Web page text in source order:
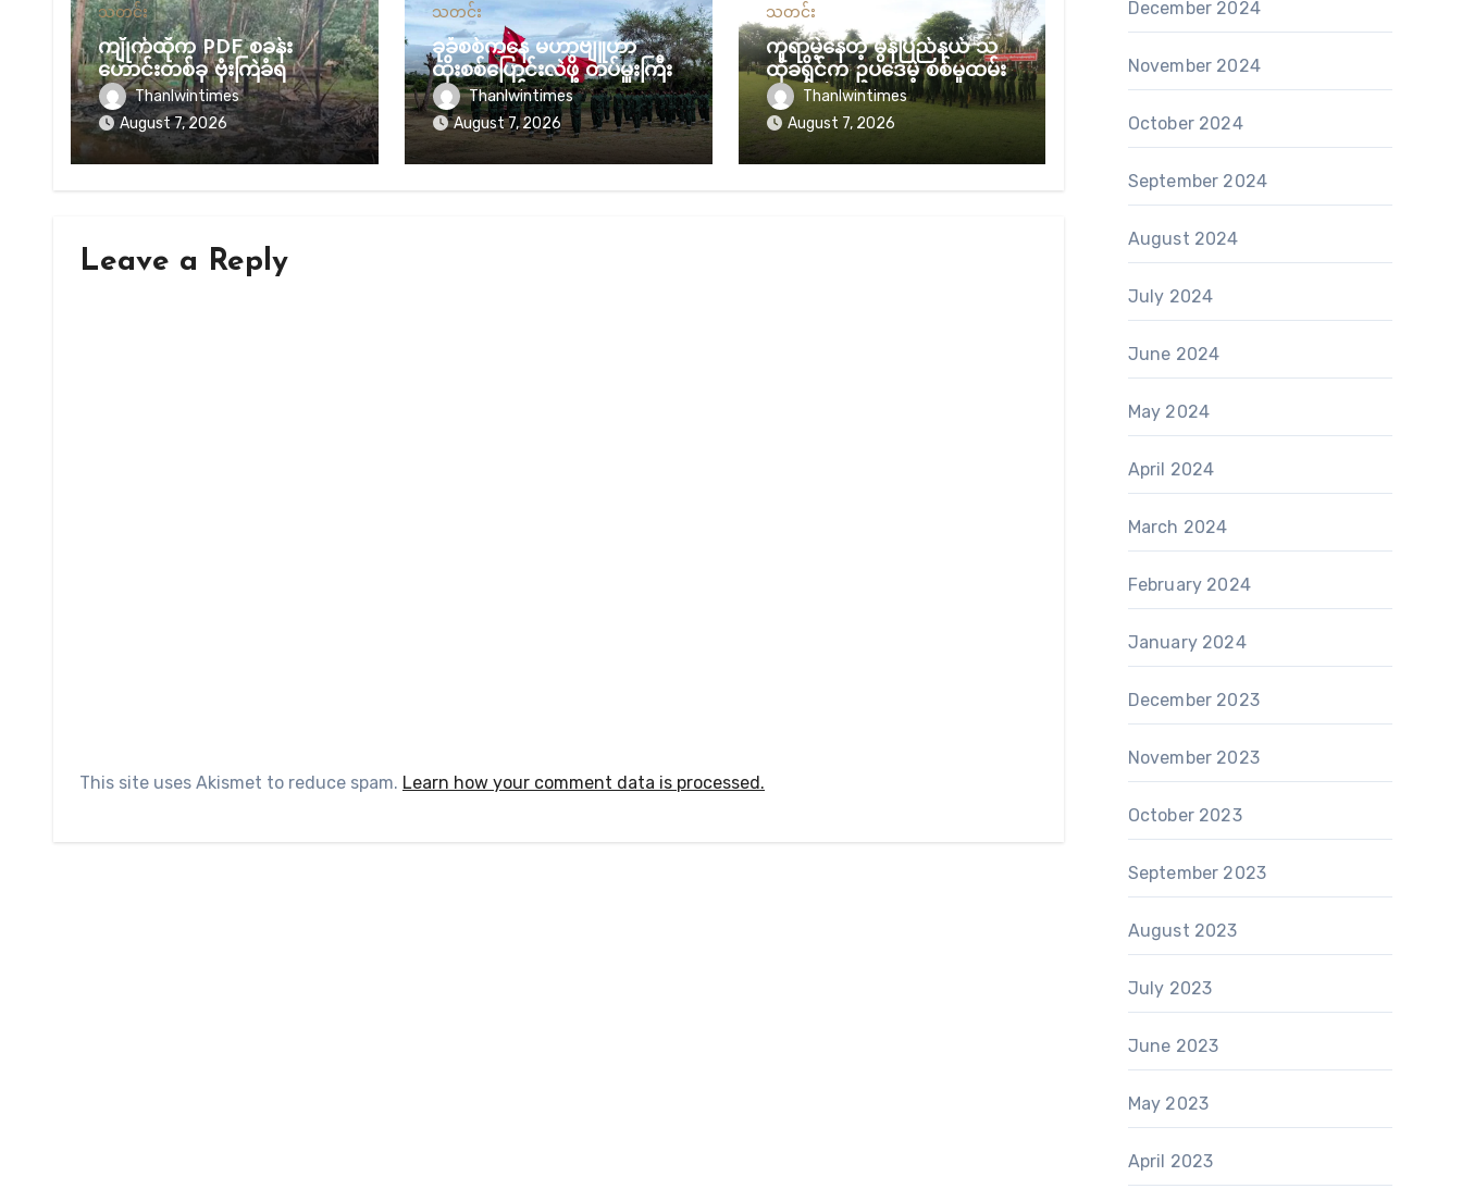
သတင်း
ကျိုက်ထိုက PDF စခန်း
ဟောင်းတစ်ခု ဗုံးကြဲခံရ
Thanlwintimes
August 7, 2026
သတင်း
ခုခံစစ်ကနေ မဟာဗျူဟာ
ထိုးစစ်ပြောင်းလဲဖို့ တပ်မှူးကြီး
များ အစည်းအဝေးမှာ
လုပ်ငန်းစဉ် ချမှတ်
Thanlwintimes
August 7, 2026
သတင်း
ကူရာမဲ့နေတဲ့ မွန်ပြည်နယ် သ
ထုံခရိုင်က ဥပဒေမဲ့ စစ်မှုထမ်း
လူဖမ်းပွဲThanlwintimes
August 7, 2026
Leave a Reply
This site uses Akismet to reduce spam. Learn how your comment data is processed.
December 2024
November 2024
October 2024
September 2024
August 2024
July 2024
June 2024
May 2024
April 2024
March 2024
February 2024
January 2024
December 2023
November 2023
October 2023
September 2023
August 2023
July 2023
June 2023
May 2023
April 2023